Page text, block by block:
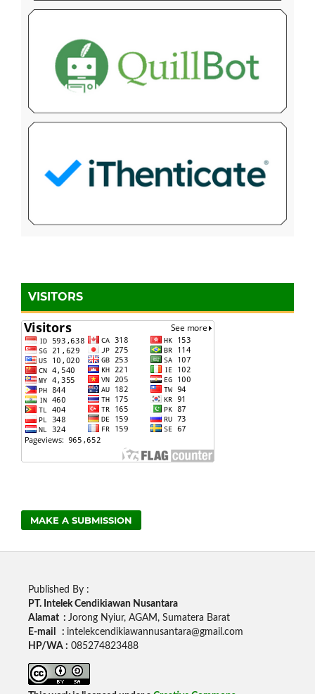
VISITORS
MAKE A SUBMISSION
Published By :
PT. Intelek Cendikiawan Nusantara
Alamat : Jorong Nyiur, AGAM, Sumatera Barat
E-mail : intelekcendikiawannusantara@gmail.com
HP/WA : 085274823488